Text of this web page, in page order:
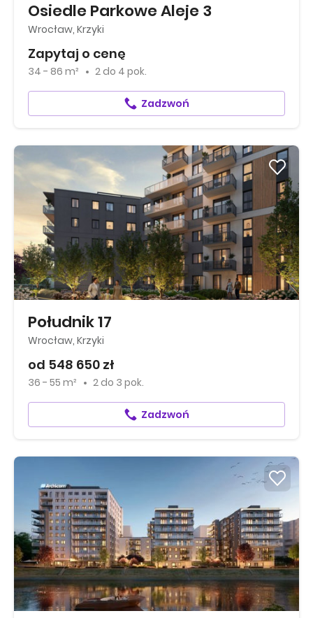
Osiedle Parkowe Aleje 3
Wrocław, Krzyki
Zapytaj o cenę
34 - 86 m² 2 do 4 pok.
Zadzwoń
Południk 17
Wrocław, Krzyki
od 548 650 zł
36 - 55 m² 2 do 3 pok.
Zadzwoń